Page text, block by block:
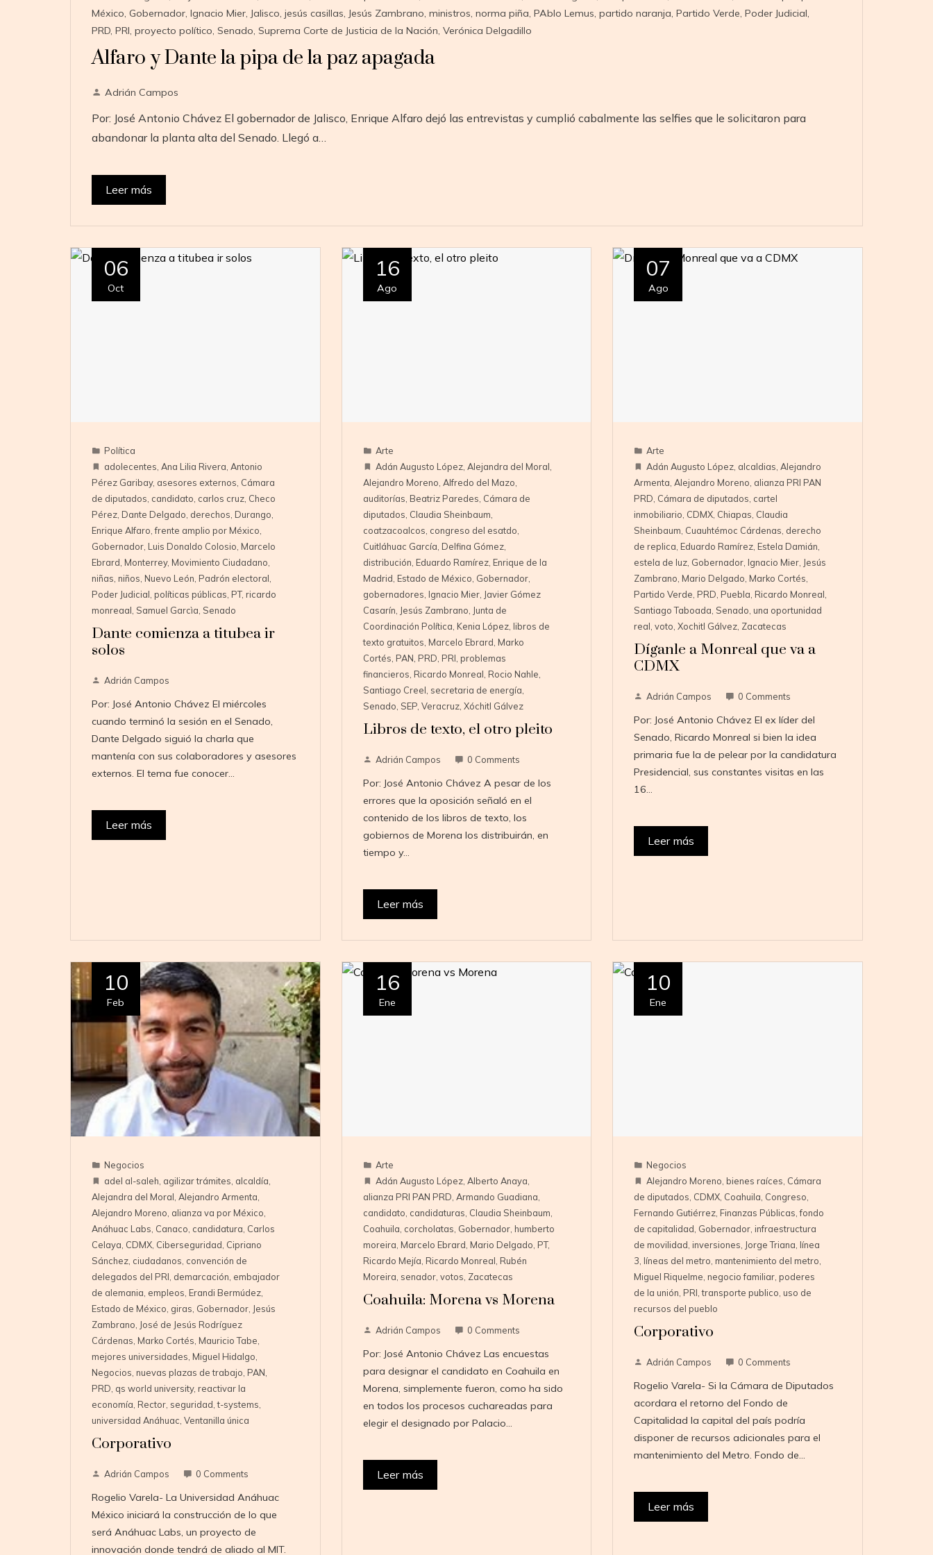
México, Gobernador, Ignacio Mier, Jalisco, jesús casillas, Jesús Zambrano, ministros, norma piña, PAblo Lemus, partido naranja, Partido Verde, Poder Judicial,
PRD, PRI, proyecto político, Senado, Suprema Corte de Justicia de la Nación, Verónica Delgadillo
Alfaro y Dante la pipa de la paz apagada
Adrián Campos
Por: José Antonio Chávez El gobernador de Jalisco, Enrique Alfaro dejó las entrevistas y cumplió cabalmente las selfies que le solicitaron para
abandonar la planta alta del Senado. Llegó a…
Leer más
06
Oct
Política
adolecentes Ana Lilia Rivera Antonio
Pérez Garibay, asesores externos Cámara
de diputados candidato carlos cruz, Checo
Pérez, Dante Delgado derechos Durango
Enrique Alfaro ,frente amplio por México
Gobernador, Luis Donaldo Colosio Marcelo
Ebrard Monterrey, Movimiento Ciudadano
niñas niños Nuevo León Padrón electoral
Poder Judicial políticas públicas PT, ricardo
monreaal Samuel Garcìa Senado
Dante comienza a titubea ir
solos
Adrián Campos
Por: José Antonio Chávez El miércoles
cuando terminó la sesión en el Senado,
Dante Delgado siguió la charla que
mantenía con sus colaboradores y asesores
externos. El tema fue conocer…
Leer más
16
Ago
Arte
Adán Augusto López, Alejandra del Moral
Alejandro Moreno Alfredo del Mazo
auditorías Beatriz Paredes Cámara de
diputados Claudia Sheinbaum
coatzacoalcos congreso del esatdo
Cuitláhuac García Delfina Gómez,
distribución Eduardo Ramírez, Enrique de la
Madrid Estado de México Gobernador,
gobernadores Ignacio Mier, Javier Gómez
Casarín Jesús Zambrano Junta de
Coordinación Política Kenia López, libros de
texto gratuitos Marcelo Ebrard Marko
Cortés PAN PRD PRI problemas
financieros Ricardo Monreal Rocio Nahle
Santiago Creel secretaria de energía
Senado SEP, Veracruz, Xóchitl Gálvez
Libros de texto, el otro pleito
Adrián Campos 0 Comments
Por: José Antonio Chávez A pesar de los
errores que la oposición señaló en el
contenido de los libros de texto, los
gobiernos de Morena los distribuirán, en
tiempo y…
Leer más
07
Ago
Arte
Adán Augusto López alcaldias ,Alejandro
Armenta ,Alejandro Moreno alianza PRI PAN
PRD Cámara de diputados cartel
inmobiliario CDMX Chiapas Claudia
Sheinbaum Cuauhtémoc Cárdenas derecho
de replica Eduardo Ramírez Estela Damián
estela de luz Gobernador Ignacio Mier Jesús
Zambrano Mario Delgado Marko Cortés
Partido Verde PRD Puebla Ricardo Monreal
Santiago Taboada Senado una oportunidad
real ,voto ,Xochitl Gálvez Zacatecas
Díganle a Monreal que va a
CDMX
Adrián Campos 0 Comments
Por: José Antonio Chávez El ex líder del
Senado, Ricardo Monreal si bien la idea
primaria fue la de pelear por la candidatura
Presidencial, sus constantes visitas en las
16…
Leer más
10
Feb
Negocios
adel al-saleh, agilizar trámites, alcaldía,
Alejandra del Moral, Alejandro Armenta,
Alejandro Moreno, alianza va por México,
Anáhuac Labs, Canaco, candidatura, Carlos
Celaya, CDMX, Ciberseguridad, Cipriano
Sánchez, ciudadanos, convención de
delegados del PRI, demarcación, embajador
de alemania, empleos, Erandi Bermúdez,
Estado de México, giras, Gobernador, Jesús
Zambrano, José de Jesús Rodríguez
Cárdenas, Marko Cortés, Mauricio Tabe,
mejores universidades, Miguel Hidalgo,
Negocios, nuevas plazas de trabajo, PAN,
PRD, qs world university, reactivar la
economía, Rector, seguridad,t-systems,
universidad Anáhuac, Ventanilla única
Corporativo
Adrián Campos 0 Comments
Rogelio Varela- La Universidad Anáhuac
México iniciará la construcción de lo que
será Anáhuac Labs, un proyecto de
innovación donde tendrá de aliado al MIT.
16
Ene
Arte
Adán Augusto López, Alberto Anaya,
alianza PRI PAN PRD, Armando Guadiana,
candidato, candidaturas, Claudia Sheinbaum,
Coahuila, corcholatas, Gobernador, humberto
moreira, Marcelo Ebrard, Mario Delgado, PT,
Ricardo Mejía, Ricardo Monreal, Rubén
Moreira, senador, votos, Zacatecas
Coahuila: Morena vs Morena
Adrián Campos 0 Comments
Por: José Antonio Chávez Las encuestas
para designar el candidato en Coahuila en
Morena, simplemente fueron, como ha sido
en todos los procesos cuchareadas para
elegir el designado por Palacio…
Leer más
10
Ene
Negocios
Alejandro Moreno, bienes raíces, Cámara
de diputados, CDMX, Coahuila, Congreso,
Fernando Gutiérrez, Finanzas Públicas,fondo
de capitalidad, Gobernador, infraestructura
de movilidad, inversiones, Jorge Triana, línea
3, líneas del metro,mantenimiento del metro,
Miguel Riquelme,negocio familiar,poderes
de la unión, PRI,transporte publico, uso de
recursos del pueblo
Corporativo
Adrián Campos 0 Comments
Rogelio Varela- Si la Cámara de Diputados
acordara el retorno del Fondo de
Capitalidad la capital del país podría
disponer de recursos adicionales para el
mantenimiento del Metro. Fondo de…
Leer más